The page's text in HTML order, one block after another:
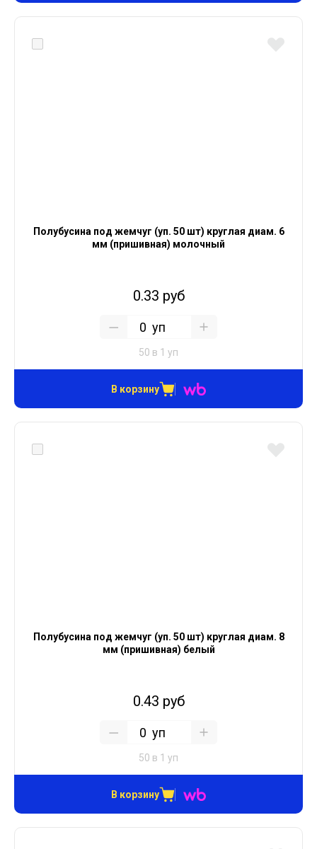
Полубусина под жемчуг (уп. 50 шт) круглая диам. 6
мм (пришивная) молочный
0.33 руб
уп
50 в 1 уп
В корзину
Полубусина под жемчуг (уп. 50 шт) круглая диам. 8
мм (пришивная) белый
0.43 руб
уп
50 в 1 уп
В корзину